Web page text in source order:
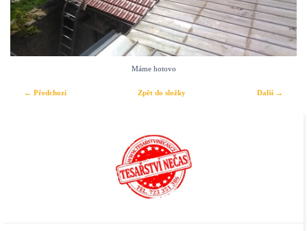
Máme hotovo
← Předchozí Další →
Zpět do složky